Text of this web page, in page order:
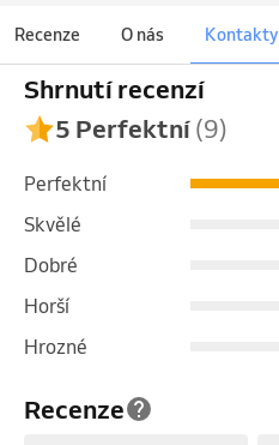
Recenze O nás Kontakty
Recenze
Shrnutí recenzí
5 Perfektní(9)
Perfektní
Skvělé
Dobré
Horší
Hrozné